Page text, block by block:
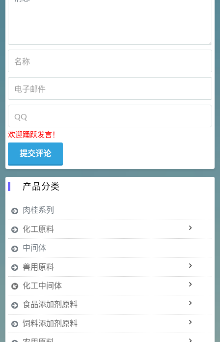
欢迎踊跃发言！
产品分类
肉桂系列
化工原料
中间体
兽用原料
化工中间体
食品添加剂原料
饲料添加剂原料